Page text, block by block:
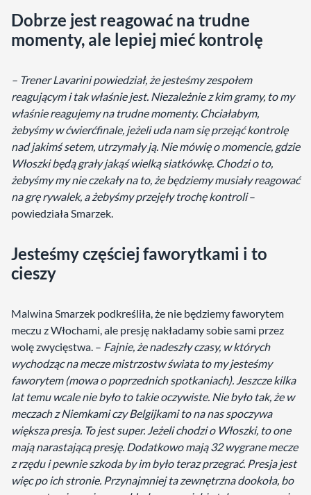
Dobrze jest reagować na trudne
momenty, ale lepiej mieć kontrolę
– Trener Lavarini powiedział, że jesteśmy zespołem
reagującym i tak właśnie jest. Niezależnie z kim gramy, to my
właśnie reagujemy na trudne momenty. Chciałabym,
żebyśmy w ćwierćfinale, jeżeli uda nam się przejąć kontrolę
nad jakimś setem, utrzymały ją. Nie mówię o momencie, gdzie
Włoszki będą grały jakąś wielką siatkówkę. Chodzi o to,
żebyśmy my nie czekały na to, że będziemy musiały reagować
na grę rywalek, a żebyśmy przejęły trochę kontroli–
powiedziała Smarzek.
Jesteśmy częściej faworytkami i to
cieszy
Malwina Smarzek podkreśliła, że nie będziemy faworytem
meczu z Włochami, ale presję nakładamy sobie sami przez
wolę zwycięstwa. – Fajnie, że nadeszły czasy, w których
wychodząc na mecze mistrzostw świata to my jesteśmy
faworytem (mowa o poprzednich spotkaniach). Jeszcze kilka
lat temu wcale nie było to takie oczywiste. Nie było tak, że w
meczach z Niemkami czy Belgijkami to na nas spoczywa
większa presja. To jest super. Jeżeli chodzi o Włoszki, to one
mają narastającą presję. Dodatkowo mają 32 wygrane mecze
z rzędu i pewnie szkoda by im było teraz przegrać. Presja jest
więc po ich stronie. Przynajmniej ta zewnętrzna dookoła, bo